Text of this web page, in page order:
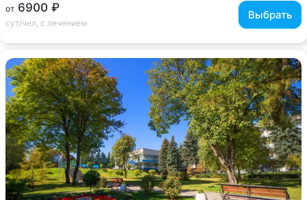
от 6900 ₽
сут/чел, с лечением
Выбрать